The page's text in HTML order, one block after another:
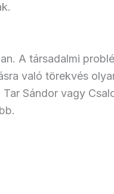
A társadalmi
való törekvés
Sándor vagy